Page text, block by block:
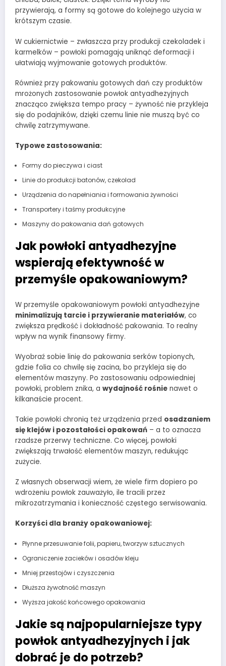
przywierają, a formy są gotowe do kolejnego użycia w
krótszym czasie.
W cukiernictwie – zwłaszcza przy produkcji czekoladek i
karmelków – powłoki pomagają uniknąć deformacji i
ułatwiają wyjmowanie gotowych produktów.
Również przy pakowaniu gotowych dań czy produktów
mrożonych zastosowanie powłok antyadhezyjnych
znacząco zwiększa tempo pracy – żywność nie przykleja
się do podajników, dzięki czemu linie nie muszą być co
chwilę zatrzymywane.
Typowe zastosowania:
Formy do pieczywa i ciast
Linie do produkcji batonów, czekolad
Urządzenia do napełniania i formowania żywności
Transportery i taśmy produkcyjne
Maszyny do pakowania dań gotowych
Jak powłoki antyadhezyjne
wspierają efektywność w
przemyśle opakowaniowym?
W przemyśle opakowaniowym powłoki antyadhezyjne
minimalizują tarcie i przywieranie materiałów, co
zwiększa prędkość i dokładność pakowania. To realny
wpływ na wynik finansowy firmy.
Wyobraź sobie linię do pakowania serków topionych,
gdzie folia co chwilę się zacina, bo przykleja się do
elementów maszyny. Po zastosowaniu odpowiedniej
powłoki, problem znika, a wydajność rośnie nawet o
kilkanaście procent.
Takie powłoki chronią też urządzenia przed osadzaniem
się klejów i pozostałości opakowań – a to oznacza
rzadsze przerwy techniczne. Co więcej, powłoki
zwiększają trwałość elementów maszyn, redukując
zużycie.
Z własnych obserwacji wiem, że wiele firm dopiero po
wdrożeniu powłok zauważyło, ile tracili przez
mikrozatrzymania i konieczność częstego serwisowania.
Korzyści dla branży opakowaniowej:
Płynne przesuwanie folii, papieru, tworzyw sztucznych
Ograniczenie zacieków i osadów kleju
Mniej przestojów i czyszczenia
Dłuższa żywotność maszyn
Wyższa jakość końcowego opakowania
Jakie są najpopularniejsze typy
powłok antyadhezyjnych i jak
dobrać je do potrzeb?